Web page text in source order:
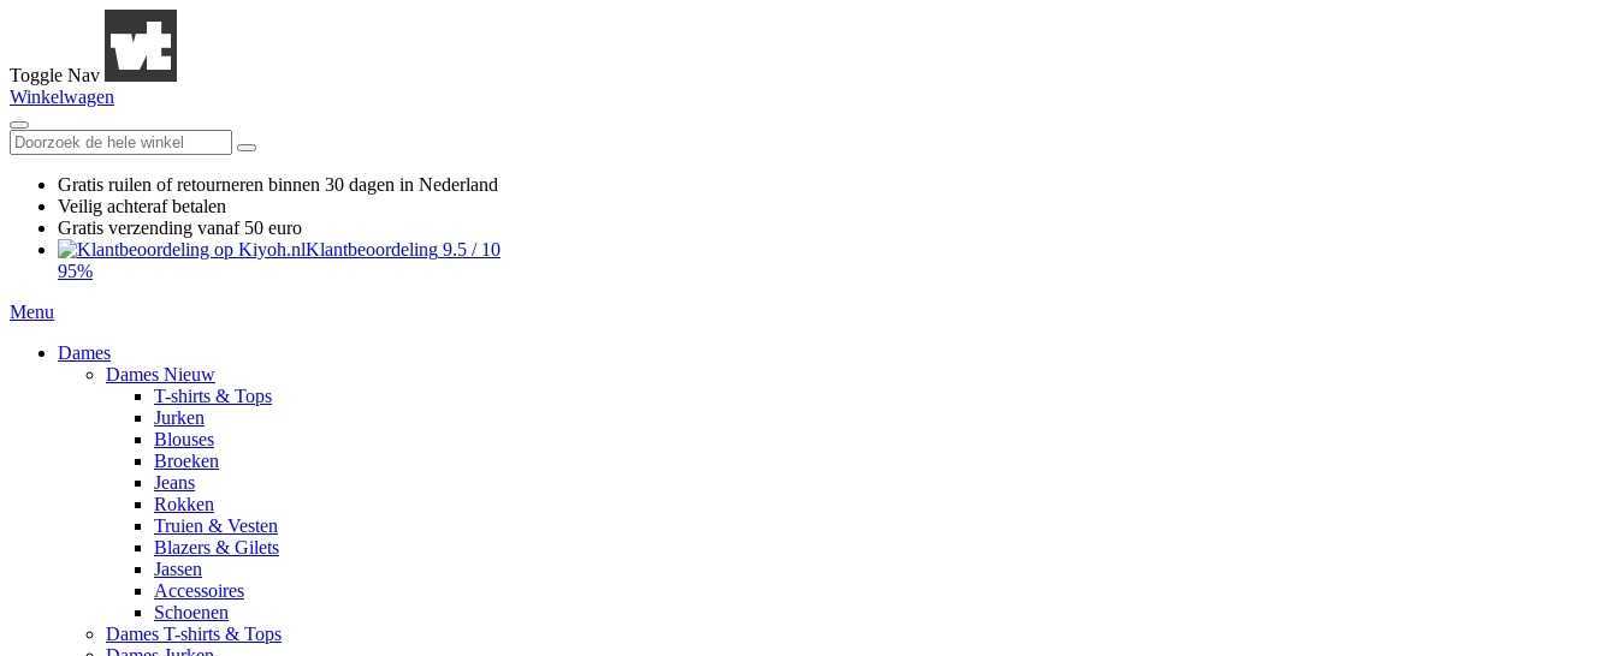
Toggle Nav
Winkelwagen
Gratis ruilen of retourneren binnen 30 dagen in Nederland
Veilig achteraf betalen
Gratis verzending vanaf 50 euro
Klantbeoordeling 9.5 / 10
95%
Menu
Dames
Dames Nieuw
T-shirts & Tops
Jurken
Blouses
Broeken
Jeans
Rokken
Truien & Vesten
Blazers & Gilets
Jassen
Accessoires
Schoenen
Dames T-shirts & Tops